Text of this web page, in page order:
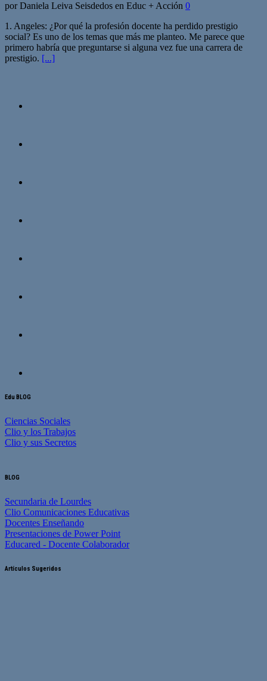
por Daniela Leiva Seisdedos en Educ + Acción 0
1. Angeles: ¿Por qué la profesión docente ha perdido prestigio
social? Es uno de los temas que más me planteo. Me parece que
primero habría que preguntarse si alguna vez fue una carrera de
prestigio. [...]
Edu BLOG
Ciencias Sociales
Clio y los Trabajos
Clio y sus Secretos
BLOG
Secundaria de Lourdes
Clio Comunicaciones Educativas
Docentes Enseñando
Presentaciones de Power Point
Educared - Docente Colaborador
Artículos Sugeridos